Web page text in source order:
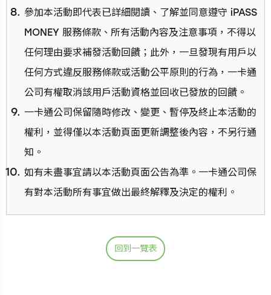
參加本活動即代表已詳細閱讀、了解並同意遵守 iPASS
MONEY 服務條款、所有活動內容及注意事項，不得以
任何理由要求補發活動回饋；此外，一旦發現有用戶以
任何方式違反服務條款或活動公平原則的行為，一卡通
公司有權取消該用戶活動資格並回收已發放的回饋。
一卡通公司保留隨時修改、變更、暫停及終止本活動的
權利，並得僅以本活動頁面更新調整後內容，不另行通
知。
如有未盡事宜請以本活動頁面公告為準。一卡通公司保
有對本活動所有事宜做出最終解釋及決定的權利。
回到一覽表